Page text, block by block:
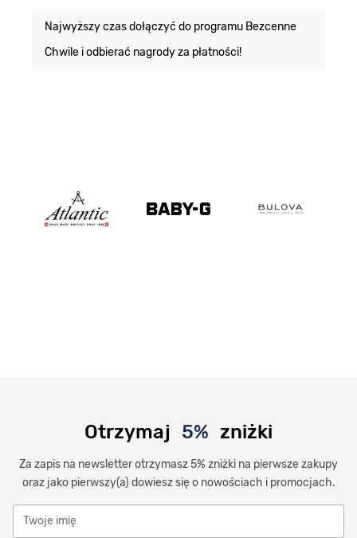
Najwyższy czas dołączyć do programu Bezcenne
Chwile i odbierać nagrody za płatności!
Otrzymaj 5% zniżki
Za zapis na newsletter otrzymasz 5% zniżki na pierwsze zakupy
oraz jako pierwszy(a) dowiesz się o nowościach i promocjach.
Twoje imię